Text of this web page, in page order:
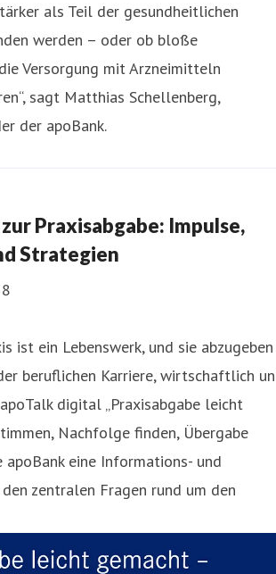
als Teil der gesundheitlichen
werden – oder ob bloße
Versorgung mit Arzneimitteln
sagt Matthias Schellenberg,
der apoBank.
Praxisabgabe: Impulse,
Strategien
ist ein Lebenswerk, und sie abzugeben
beruflichen Karriere, wirtschaftlich
digital „Praxisabgabe leicht
Nachfolge finden, Übergabe
eine Informations- und
zentralen Fragen rund um den